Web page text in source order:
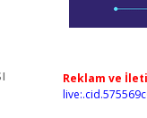
Reklam ve